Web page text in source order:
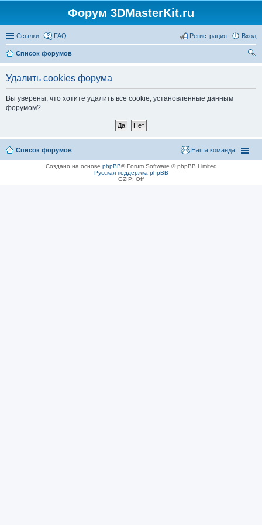
Форум 3DMasterKit.ru
Ссылки FAQ Вход
Регистрация
Список форумов
Удалить cookies форума
Вы уверены, что хотите удалить все cookie, установленные данным
форумом?
Список форумов Наша команда
Создано на основе phpBB® Forum Software © phpBB Limited
Русская поддержка phpBB
GZIP: Off